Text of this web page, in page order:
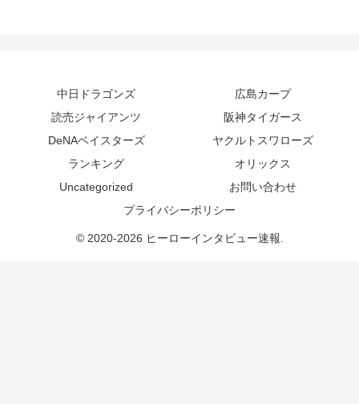
中日ドラゴンズ
広島カープ
読売ジャイアンツ
阪神タイガース
DeNAベイスターズ
ヤクルトスワローズ
ランキング
オリックス
Uncategorized
お問い合わせ
プライバシーポリシー
© 2020-2026 ヒーローインタビュー速報.